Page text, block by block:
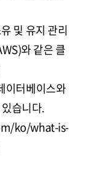
및 유지 관리
와 같은 클
이터베이스와
습니다.
ko/what-is-